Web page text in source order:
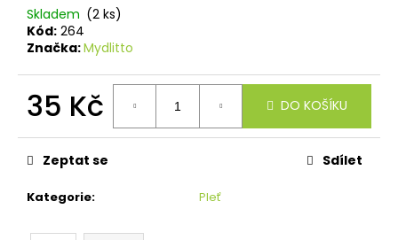
Skladem (2 ks)
Kód: 264
Značka:Mydlitto
35 Kč
cena:
DO KOŠÍKU
Kategorie: Pleť
Zeptat se Sdílet
č
u
e
m
e